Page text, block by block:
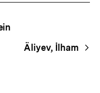
Äliyev, İlham